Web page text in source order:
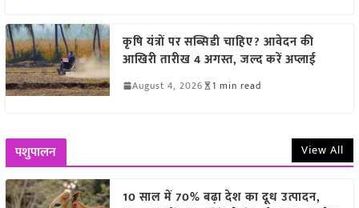
कृषि यंत्रों पर सब्सिडी चाहिए? आवेदन की
आखिरी तारीख 4 अगस्त, जल्द करें अप्लाई
August 4, 2026 1 min read
पशुपालन View All
10 साल में 70% बढ़ा देश का दूध उत्पादन,